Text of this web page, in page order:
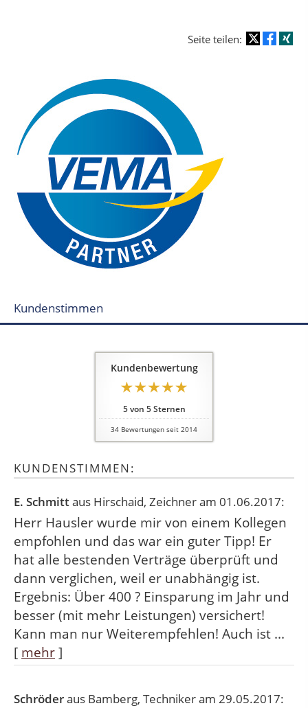
Seite teilen:
Kundenstimmen
Kundenbewertung
5von 5Sternen
34 Bewertungen seit 2014
KUNDENSTIMMEN:
E. Schmittaus Hirschaid, Zeichneram 01.06.2017:
Herr Hausler wurde mir von einem Kollegen
empfohlen und das war ein guter Tipp! Er
hat alle bestenden Verträge überprüft und
dann verglichen, weil er unabhängig ist.
Ergebnis: Über 400 ? Einsparung im Jahr und
besser (mit mehr Leistungen) versichert!
Kann man nur Weiterempfehlen! Auch ist ...
[ mehr]
Schröderaus Bamberg, Technikeram 29.05.2017: